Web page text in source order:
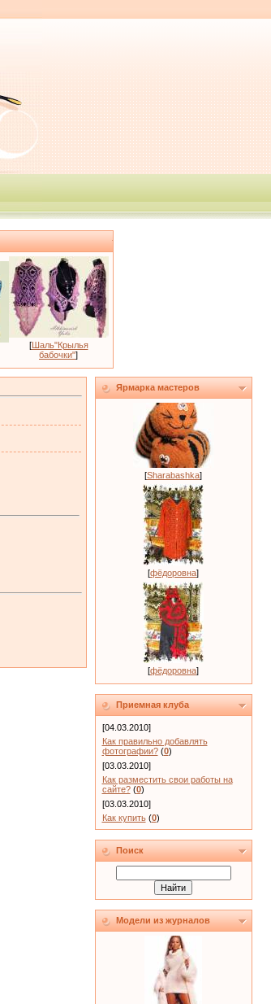
[Шаль"Крылья
бабочки"]
Ярмарка мастеров
[Sharabashka]
[фёдоровна]
[фёдоровна]
Приемная клуба
[04.03.2010]
Как правильно добавлять
фотографии? (0)
[03.03.2010]
Как разместить свои работы на
сайте? (0)
[03.03.2010]
Как купить (0)
Поиск
Модели из журналов